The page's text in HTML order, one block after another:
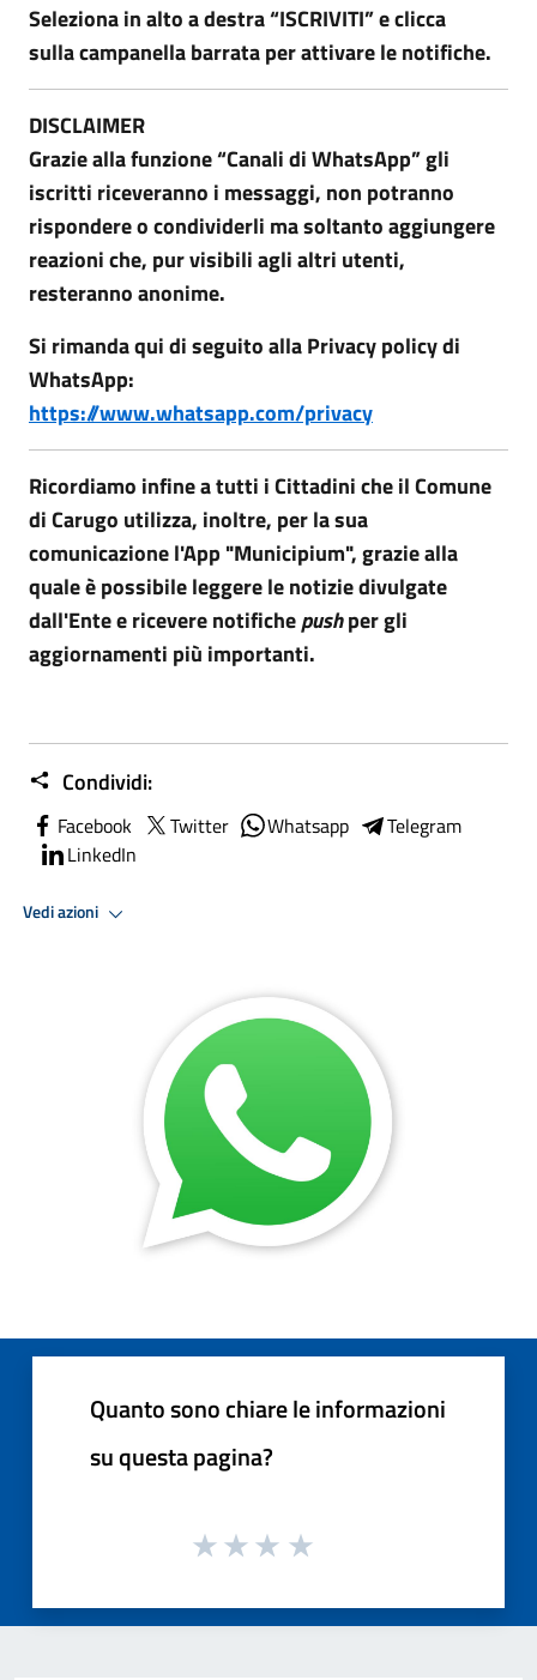
Seleziona in alto a destra “ISCRIVITI” e clicca
sulla campanella barrata per attivare le notifiche.
DISCLAIMER
Grazie alla funzione “Canali di WhatsApp” gli
iscritti riceveranno i messaggi, non potranno
rispondere o condividerli ma soltanto aggiungere
reazioni che, pur visibili agli altri utenti,
resteranno anonime.
Si rimanda qui di seguito alla Privacy policy di
WhatsApp:
https://www.whatsapp.com/privacy
Ricordiamo infine a tutti i Cittadini che il Comune
di Carugo utilizza, inoltre, per la sua
comunicazione l'App "Municipium", grazie alla
quale è possibile leggere le notizie divulgate
dall'Ente e ricevere notifichepushper gli
aggiornamenti più importanti.
Condividi:
Facebook Twitter Whatsapp
Telegram
LinkedIn
Vedi azioni
Quanto sono chiare le informazioni
su questa pagina?